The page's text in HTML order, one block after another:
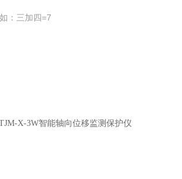
：三加四=7
X-3W智能轴向位移监测保护仪